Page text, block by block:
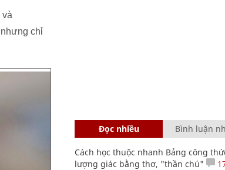
và
chỉ
Đọc nhiều Bình luận
Cách học thuộc nhanh Bảng công
lượng giác bằng thơ, "thần chú"